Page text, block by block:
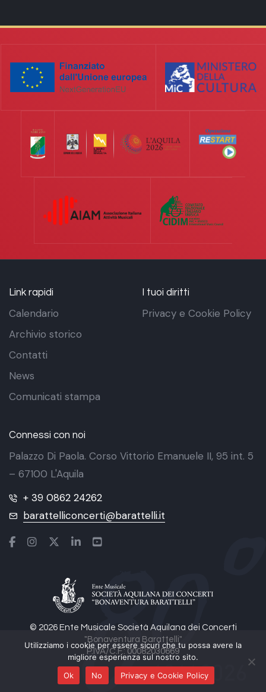
© 2026 Ente Musicale Società Aquilana dei Concerti
"Bonaventura Barattelli"
P.IVA/C.F.: 00082030669
Link rapidi
Calendario
Archivio storico
Contatti
News
Comunicati stampa
I tuoi diritti
Privacy e Cookie Policy
Connessi con noi
Palazzo Di Paola. Corso Vittorio Emanuele II, 95 int. 5
– 67100 L'Aquila
+ 39 0862 24262
barattelliconcerti@barattelli.it
Utilizziamo i cookie per essere sicuri che tu possa avere la
migliore esperienza sul nostro sito.
Ok
No Privacy e Cookie Policy